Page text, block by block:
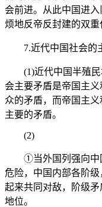
会前进。从此中国进
烦地反帝反封建的双重
7.近代中国社会的主
(1)近代中国半殖民
会主要矛盾是帝国主
众的矛盾，而帝国主
主要的矛盾。
(2)
①当外国列强向中国
危险，中国内部各阶
起来共同对敌，阶级
地位。